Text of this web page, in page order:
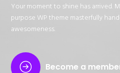
Your moment to shine has arrived.
purpose WP theme masterfully
awesomeness.
Become a